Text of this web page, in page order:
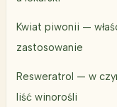
Kwiat piwonii —
zastosowanie
Resweratrol — w
liść winorośli